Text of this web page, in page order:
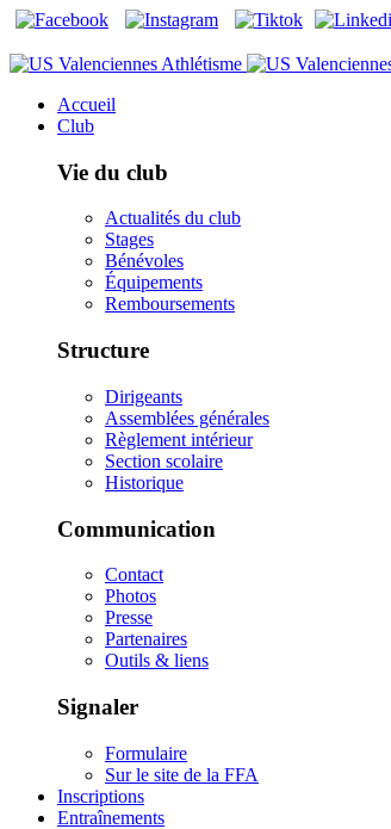
Accueil
Club
Vie du club
Actualités du club
Stages
Bénévoles
Équipements
Remboursements
Structure
Dirigeants
Assemblées générales
Règlement intérieur
Section scolaire
Historique
Communication
Contact
Photos
Presse
Partenaires
Outils & liens
Signaler
Formulaire
Sur le site de la FFA
Inscriptions
Entraînements